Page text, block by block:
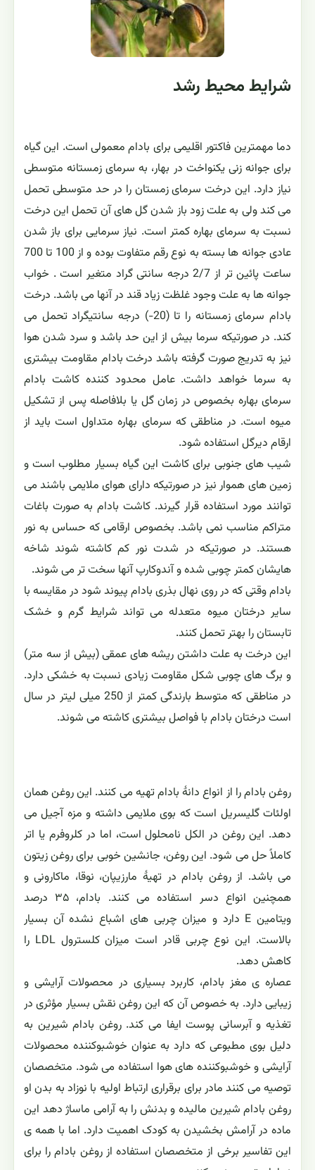
شرایط محیط رشد
دما مهمترین فاکتور اقلیمی برای بادام معمولی است. این گیاه
برای جوانه زنی یکنواخت در بهار، به سرمای زمستانه متوسطی
نیاز دارد. این درخت سرمای زمستان را در حد متوسطی تحمل
می کند ولی به علت زود باز شدن گل های آن تحمل این درخت
نسبت به سرمای بهاره کمتر است. نیاز سرمایی برای باز شدن
عادی جوانه ها بسته به نوع رقم متفاوت بوده و از 100 تا 700
ساعت پائین تر از 2/7 درجه سانتی گراد متغیر است . خواب
جوانه ها به علت وجود غلظت زیاد قند در آنها می باشد. درخت
بادام سرمای زمستانه را تا (20-) درجه سانتیگراد تحمل می
کند. در صورتیکه سرما بیش از این حد باشد و سرد شدن هوا
نیز به تدریج صورت گرفته باشد درخت بادام مقاومت بیشتری
به سرما خواهد داشت. عامل محدود کننده کاشت بادام
سرمای بهاره بخصوص در زمان گل یا بلافاصله پس از تشکیل
میوه است. در مناطقی که سرمای بهاره متداول است باید از
ارقام دیرگل استفاده شود.
شیب های جنوبی برای کاشت این گیاه بسیار مطلوب است و
زمین های هموار نیز در صورتیکه دارای هوای ملایمی باشند می
توانند مورد استفاده قرار گیرند. کاشت بادام به صورت باغات
متراکم مناسب نمی باشد. بخصوص ارقامی که حساس به نور
هستند. در صورتیکه در شدت نور کم کاشته شوند شاخه
هایشان کمتر چوبی شده و آندوکارپ آنها سخت تر می شوند.
بادام وقتی که در روی نهال بذری بادام پیوند شود در مقایسه با
سایر درختان میوه متعدله می تواند شرایط گرم و خشک
تابستان را بهتر تحمل کنند.
این درخت به علت داشتن ریشه های عمقی (بیش از سه متر)
و برگ های چوبی شکل مقاومت زیادی نسبت به خشکی دارد.
در مناطقی که متوسط بارندگی کمتر از 250 میلی لیتر در سال
است درختان بادام با فواصل بیشتری کاشته می شوند.
روغن بادام را از انواع دانهٔ بادام تهیه می کنند. این روغن همان
اولئات گلیسریل است که بوی ملایمی داشته و مزه آجیل می
دهد. این روغن در الکل نامحلول است، اما در کلروفرم یا اتر
کاملاً حل می شود. این روغن، جانشین خوبی برای روغن زیتون
می باشد. از روغن بادام در تهیهٔ مارزیپان، نوقا، ماکارونی و
همچنین انواع دسر استفاده می کنند. بادام، ۳۵ درصد
ویتامین E دارد و میزان چربی های اشباع نشده آن بسیار
بالاست. این نوع چربی قادر است میزان کلسترول LDL را
کاهش دهد.
عصاره ی مغز بادام، کاربرد بسیاری در محصولات آرایشی و
زیبایی دارد. به خصوص آن که این روغن نقش بسیار مؤثری در
تغذیه و آبرسانی پوست ایفا می کند. روغن بادام شیرین به
دلیل بوی مطبوعی که دارد به عنوان خوشبوکننده محصولات
آرایشی و خوشبوکننده های هوا استفاده می شود. متخصصان
توصیه می کنند مادر برای برقراری ارتباط اولیه با نوزاد به بدن او
روغن بادام شیرین مالیده و بدنش را به آرامی ماساژ دهد این
ماده در آرامش بخشیدن به کودک اهمیت دارد. اما با همه ی
این تفاسیر برخی از متخصصان استفاده از روغن بادام را برای